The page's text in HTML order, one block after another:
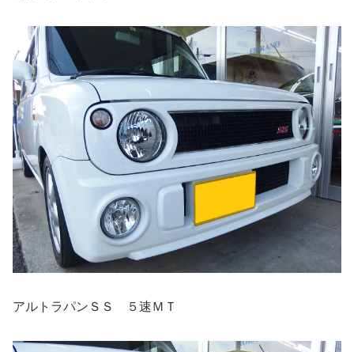
アルトラパンＳＳ ５速ＭＴ